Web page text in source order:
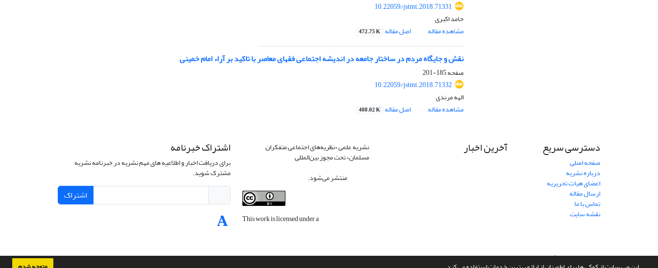
10.22059/jstmt.2018.71331
حامد اکبری
مشاهده مقاله
اصل مقاله 472.75 K
نقش و جایگاه مردم در ساختار جامعه در اندیشه اجتماعی فقهای معاصر با تاکید بر آراء امام خمینی
صفحه185-201
10.22059/jstmt.2018.71332
الهه مرندی
مشاهده مقاله
اصل مقاله 408.02 K
دسترسی سریع
صفحه اصلی
درباره نشریه
اعضای هیات تحریریه
ارسال مقاله
تماس با ما
نقشه سایت
آخرین اخبار نشریه علمی «نظریه‌های اجتماعی متفکران
مسلمان» تحت مجوز بین‌المللی
منتشر می‌شود.
This work is licensed under a
اشتراک خبرنامه
برای دریافت اخبار و اطلاعیه های مهم نشریه در خبرنامه نشریه
مشترک شوید.
اشتراک
سامانه مدیریت نشریات علمی.طراحی و پیاده سازی ازسیناوب